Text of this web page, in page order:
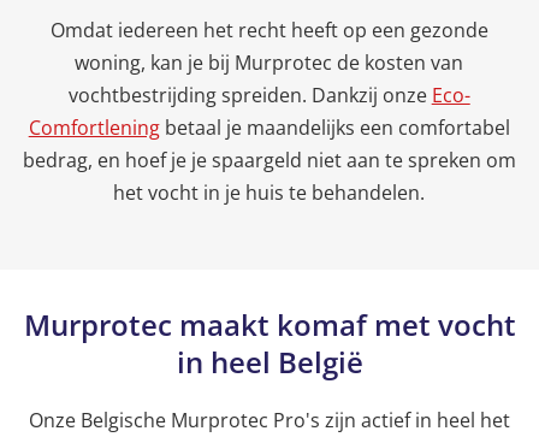
Omdat iedereen het recht heeft op een gezonde
woning, kan je bij Murprotec de kosten van
vochtbestrijding spreiden. Dankzij onze Eco-
Comfortleningbetaal je maandelijks een comfortabel
bedrag, en hoef je je spaargeld niet aan te spreken om
het vocht in je huis te behandelen.
Murprotec maakt komaf met vocht
in heel België
Onze Belgische Murprotec Pro's zijn actief in heel het